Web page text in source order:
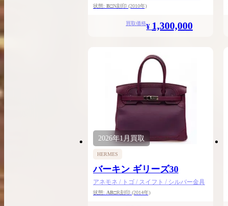
バー金具
状態: B□N刻印 (2010年)
買取価格¥ 1,300,000
2026年1月買取
HERMES
バーキン ギリーズ30
アネモネ / トゴ / スイフト / シルバー金具
状態: AB□R刻印 (2014年)